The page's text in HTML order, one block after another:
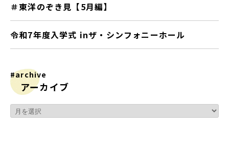
＃東洋のぞき見【5月編】
令和7年度入学式 inザ・シンフォニーホール
#archive
アーカイブ